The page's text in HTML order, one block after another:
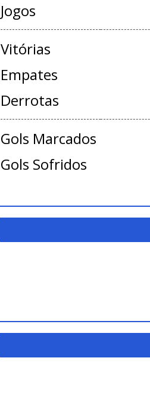
Jogos
Vitórias
Empates
Derrotas
Gols Marcados
Gols Sofridos